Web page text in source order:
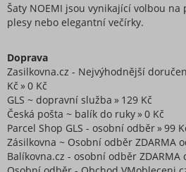
Plavky
Neonová kolekce oblečení
Extravagantní móda
Proužkovaná kolekce oblečení
Maskáčová kolekce oblečení
Soupravy
Overaly
Šaty NOEMI jsou vynikající volbou
plesy nebo elegantní večírky.
Doprava
Zasilkovna.cz - Nejvýhodnější
Kč
0 Kč
GLS ~ dopravní služba
129 Kč
Česká pošta ~ balík do ruky
0 Kč
Parcel Shop GLS - osobní odběr
99
Zásilkovna ~ Osobní odběr ZDARMA
Balíkovna.cz - osobní odběr ZDARMA